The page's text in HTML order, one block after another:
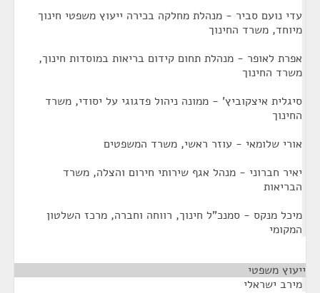
עדי נועם סביר - מנהלת מחלקה בכירה ייעוץ משפטי חינוך
מיוחד, משרד החינוך
אפרת לאופר - מנהלת תחום קידום בריאות במוסדות חינוך,
משרד החינוך
סיגלית איצקוביץ' - ממונה ניהול פדגוגי על יסודי, משרד
החינוך
אורי שלומאי - עוזר ראשי, משרד המשפטים
יאיר חברוני - מנהל אגף שירותי חירום והצלה, משרד
הבריאות
מיכל מנקס - סמנכ"ל חינוך, רווחה וחברה, מרכז השלטון
המקומי
ייעוץ משפטי
מירב ישראלי